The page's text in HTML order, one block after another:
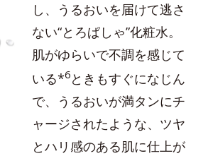
し、うるおいを届けて逃さ
ない“とろぱしゃ”化粧水。
肌がゆらいで不調を感じて
いる*6ときもすぐになじん
で、うるおいが満タンにチ
ャージされたような、ツヤ
とハリ感のある肌に仕上が